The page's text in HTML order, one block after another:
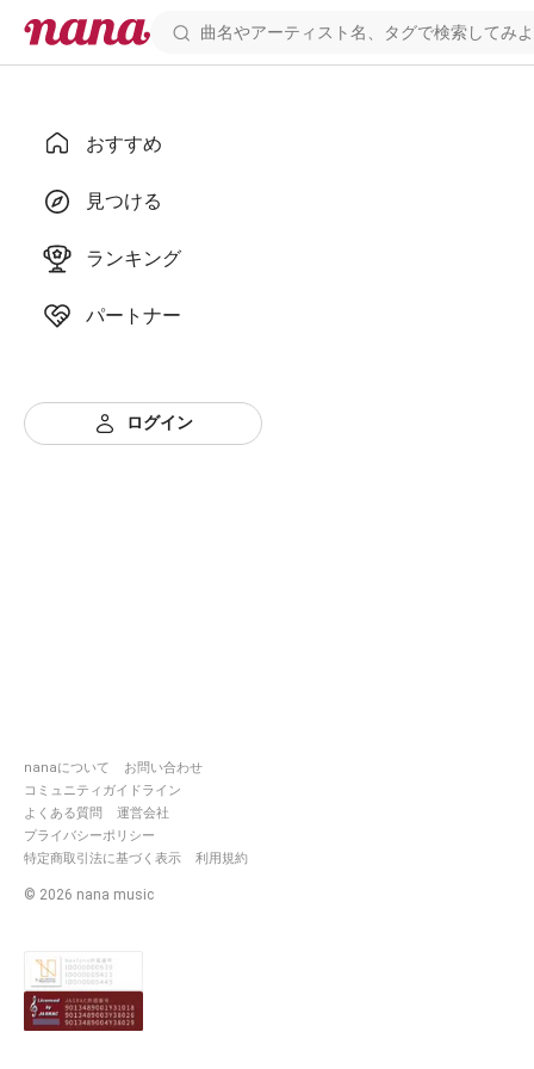
おすすめ
見つける
ランキング
パートナー
ログイン
nanaについて
お問い合わせ
コミュニティガイドライン
よくある質問
運営会社
プライバシーポリシー
特定商取引法に基づく表示
利用規約
© 2026 nana music